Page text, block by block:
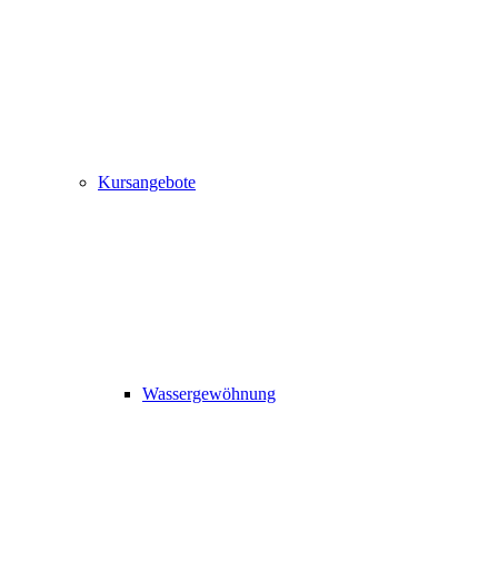
Kursangebote
Wassergewöhnung